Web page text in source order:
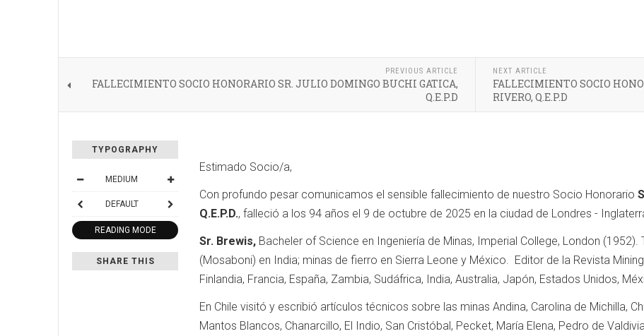
PREVIOUS ARTICLE
FALLECIMIENTO SOCIO HONORARIO SR. JULIO DOMINGO BUCHI GATICA,
Q.E.P.D
NEXT ARTICLE
FALLECIMIENTO SOCIO
RIVERO, Q.E.P.D
TYPOGRAPHY
MEDIUM
DEFAULT
READING MODE
SHARE THIS
Estimado Socio/a,
Con profundo pesar comunicamos el sensible fallecimiento de nuestro Socio Honorario
Q.E.P.D., falleció a los 94 años el 9 de octubre de 2025 en la ciudad de Londres -
Sr. Brewis, Bacheler of Science en Ingeniería de Minas, Imperial College, London (1952).
(Mosaboni) en India; minas de fierro en Sierra Leone y México. Editor de la Revista
Finlandia, Francia, España, Zambia, Sudáfrica, India, Australia, Japón, Estados Unidos,
En Chile visitó y escribió artículos técnicos sobre las minas Andina, Carolina de Michilla,
Mantos Blancos, Chanarcillo, El Indio, San Cristóbal, Pecket, María Elena, Pedro de